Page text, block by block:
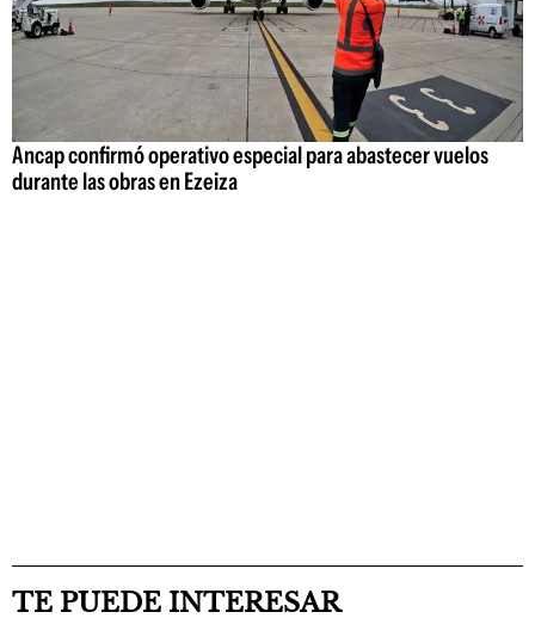
Ancap confirmó operativo especial para abastecer vuelos
durante las obras en Ezeiza
TE PUEDE INTERESAR